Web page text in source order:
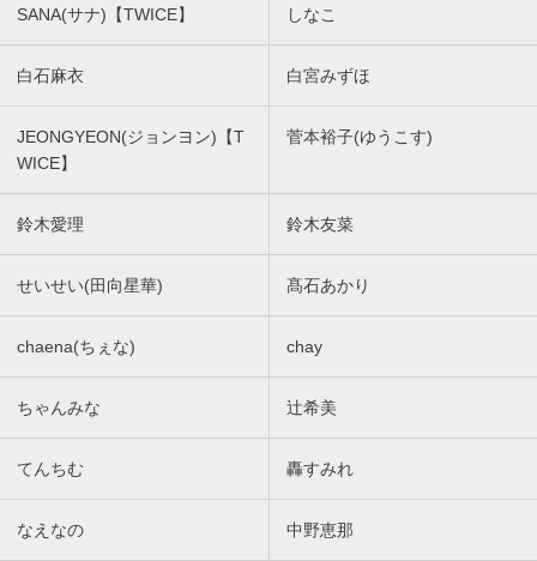
SANA(サナ)【TWICE】 しなこ
白石麻衣 白宮みずほ
JEONGYEON(ジョンヨン)【T
WICE】
菅本裕子(ゆうこす)
鈴木愛理 鈴木友菜
せいせい(田向星華) 髙石あかり
chaena(ちぇな) chay
ちゃんみな 辻希美
てんちむ 轟すみれ
なえなの 中野恵那